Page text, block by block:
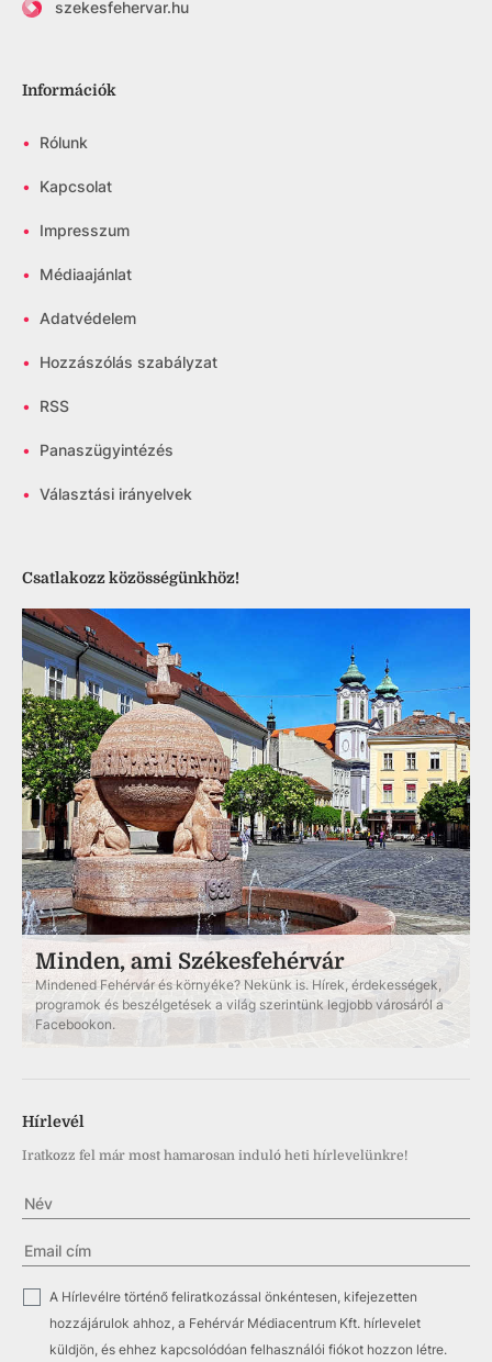
szekesfehervar.hu
Információk
• Rólunk
• Kapcsolat
• Impresszum
• Médiaajánlat
• Adatvédelem
• Hozzászólás szabályzat
• RSS
• Panaszügyintézés
• Választási irányelvek
Csatlakozz közösségünkhöz!
Minden, ami Székesfehérvár
Mindened Fehérvár és környéke? Nekünk is. Hírek, érdekességek,
programok és beszélgetések a világ szerintünk legjobb városáról a
Facebookon.
Hírlevél
Iratkozz fel már most hamarosan induló heti hírlevelünkre!
A Hírlevélre történő feliratkozással önkéntesen, kifejezetten
hozzájárulok ahhoz, a Fehérvár Médiacentrum Kft. hírlevelet
küldjön, és ehhez kapcsolódóan felhasználói fiókot hozzon létre.